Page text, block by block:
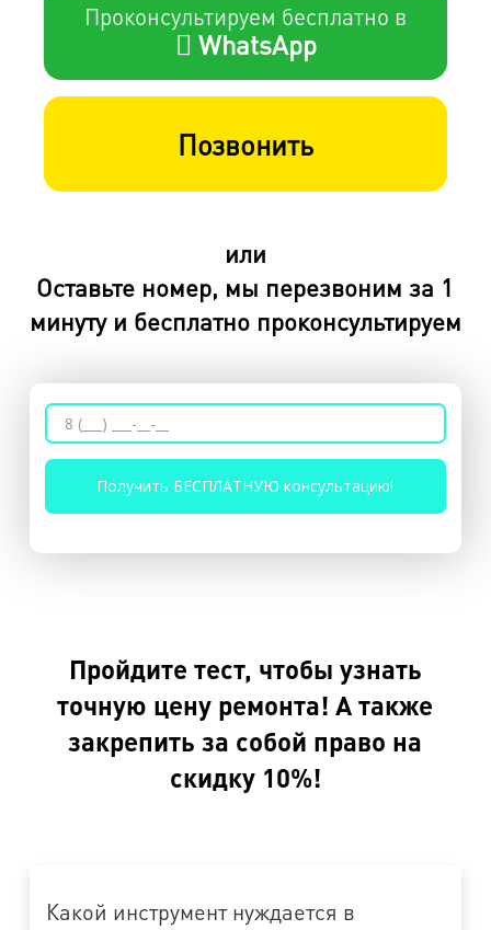
Проконсультируем бесплатно в
WhatsApp
Позвонить
или
Оставьте номер, мы перезвоним за 1
минуту и бесплатно проконсультируем
Пройдите тест, чтобы узнать
точную цену ремонта! А также
закрепить за собой право на
скидку 10%!
Какой инструмент нуждается в